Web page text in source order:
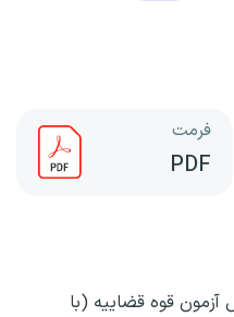
فرمت
PDF
قوه قضاییه (با